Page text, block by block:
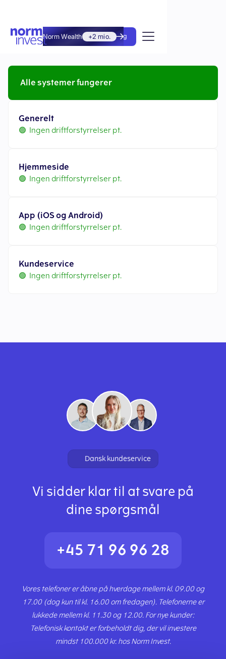
Norm Wealth +2 mio.
Kom i gang
Alle systemer fungerer
Generelt
🟢 Ingen driftforstyrrelser pt.
Hjemmeside
🟢 Ingen driftforstyrrelser pt.
App (iOS og Android)
🟢 Ingen driftforstyrrelser pt.
Kundeservice
🟢 Ingen driftforstyrrelser pt.
Dansk kundeservice
Vi sidder klar til at svare på
dine spørgsmål
+45 71 96 96 28
Vores telefoner er åbne på hverdage mellem kl. 09.00 og
17.00 (dog kun til kl. 16.00 om fredagen). Telefonerne er
lukkede mellem kl. 11.30 og 12.00. For nye kunder:
Telefonisk kontakt er forbeholdt dig, der vil investere
mindst 100.000 kr. hos Norm Invest.